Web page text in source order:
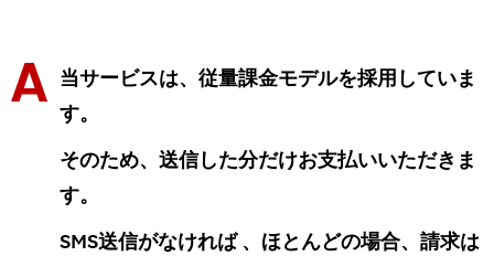
当サービスは、従量課金モデルを採用していま
す。
そのため、送信した分だけお支払いいただきま
す。
SMS送信がなければ 、ほとんどの場合、請求は